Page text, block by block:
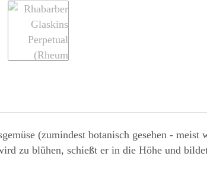
(zumindest botanisch gesehen -
zu blühen, schießt er in die Höhe und